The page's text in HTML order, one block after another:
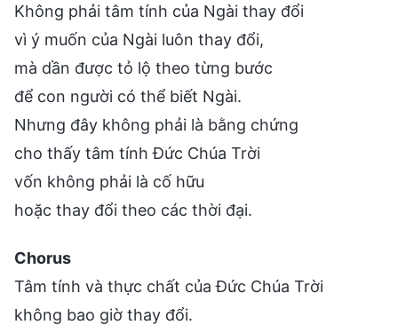
Không phải tâm tính của Ngài thay đổi
vì ý muốn của Ngài luôn thay đổi,
mà dần được tỏ lộ theo từng bước
để con người có thể biết Ngài.
Nhưng đây không phải là bằng chứng
cho thấy tâm tính Đức Chúa Trời
vốn không phải là cố hữu
hoặc thay đổi theo các thời đại.
Chorus
Tâm tính và thực chất của Đức Chúa Trời
không bao giờ thay đổi.